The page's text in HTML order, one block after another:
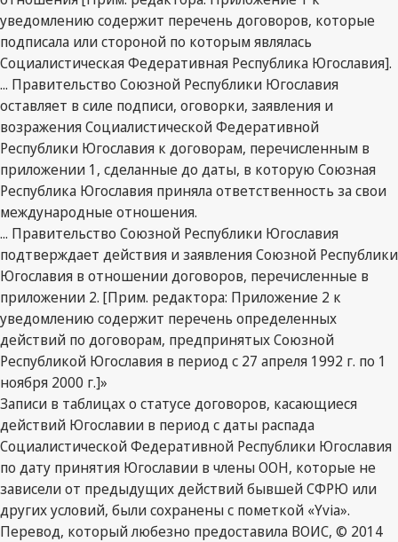
уведомлению содержит перечень договоров, которые
подписала или стороной по которым являлась
Социалистическая Федеративная Республика Югославия].
... Правительство Союзной Республики Югославия
оставляет в силе подписи, оговорки, заявления и
возражения Социалистической Федеративной
Республики Югославия к договорам, перечисленным в
приложении 1, сделанные до даты, в которую Союзная
Республика Югославия приняла ответственность за свои
международные отношения.
... Правительство Союзной Республики Югославия
подтверждает действия и заявления Союзной Республики
Югославия в отношении договоров, перечисленные в
приложении 2. [Прим. редактора: Приложение 2 к
уведомлению содержит перечень определенных
действий по договорам, предпринятых Союзной
Республикой Югославия в период с 27 апреля 1992 г. по 1
ноября 2000 г.]»
Записи в таблицах о статусе договоров, касающиеся
действий Югославии в период с даты распада
Социалистической Федеративной Республики Югославия
по дату принятия Югославии в члены ООН, которые не
зависели от предыдущих действий бывшей СФРЮ или
других условий, были сохранены с пометкой «Yvia».
Перевод, который любезно предоставила ВОИС, © 2014